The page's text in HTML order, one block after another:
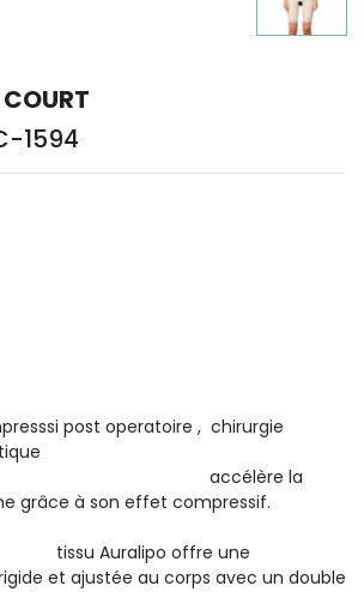
1594
post operatoire , chirurgie
et plastique
la
grâce à son effet compressif.
offre une
et ajustée au corps avec un double